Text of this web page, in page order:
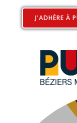
J'ADHÈRE À